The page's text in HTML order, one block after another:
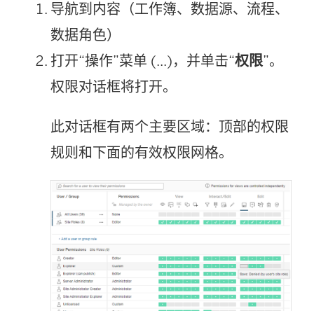
导航到内容（工作簿、数据源、流程、
数据角色）
打开“操作”菜单 (...)，并单击“权限”。
权限对话框将打开。
此对话框有两个主要区域：顶部的权限
规则和下面的有效权限网格。